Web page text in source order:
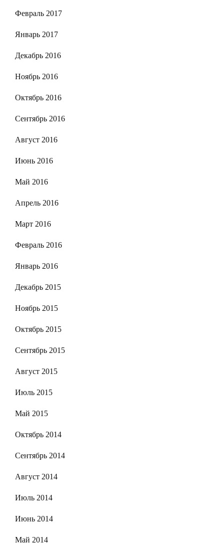
Февраль 2017
Январь 2017
Декабрь 2016
Ноябрь 2016
Октябрь 2016
Сентябрь 2016
Август 2016
Июнь 2016
Май 2016
Апрель 2016
Март 2016
Февраль 2016
Январь 2016
Декабрь 2015
Ноябрь 2015
Октябрь 2015
Сентябрь 2015
Август 2015
Июль 2015
Май 2015
Октябрь 2014
Сентябрь 2014
Август 2014
Июль 2014
Июнь 2014
Май 2014